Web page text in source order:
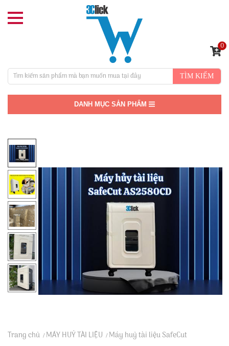
TÌM KIẾM
0
DANH MỤC SẢN PHẨM
Trang chủ MÁY HUỶ TÀI LIỆU Máy huỷ tài liệu SafeCut